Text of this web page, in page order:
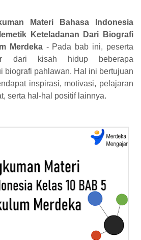
Materi Bahasa Indonesia
Keteladanan Dari Biografi
Merdeka- Pada bab ini, peserta
dari kisah hidup beberapa
biografi pahlawan. Hal ini bertujuan
inspirasi, motivasi, pelajaran
serta hal-hal positif lainnya.